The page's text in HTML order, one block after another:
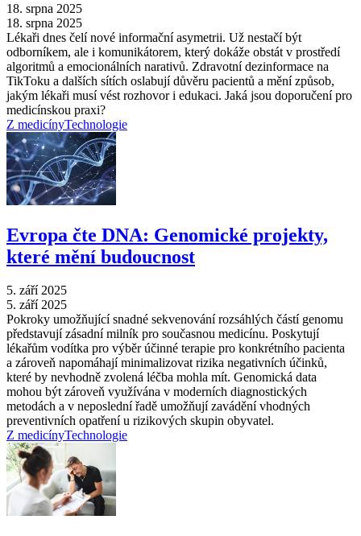
18. srpna 2025
18. srpna 2025
Lékaři dnes čelí nové informační asymetrii. Už nestačí být
odborníkem, ale i komunikátorem, který dokáže obstát v prostředí
algoritmů a emocionálních narativů. Zdravotní dezinformace na
TikToku a dalších sítích oslabují důvěru pacientů a mění způsob,
jakým lékaři musí vést rozhovor i edukaci. Jaká jsou doporučení pro
medicínskou praxi?
Z medicínyTechnologie
Evropa čte DNA: Genomické projekty,
které mění budoucnost
5. září 2025
5. září 2025
Pokroky umožňující snadné sekvenování rozsáhlých částí genomu
představují zásadní milník pro současnou medicínu. Poskytují
lékařům vodítka pro výběr účinné terapie pro konkrétního pacienta
a zároveň napomáhají minimalizovat rizika negativních účinků,
které by nevhodně zvolená léčba mohla mít. Genomická data
mohou být zároveň využívána v moderních diagnostických
metodách a v neposlední řadě umožňují zavádění vhodných
preventivních opatření u rizikových skupin obyvatel.
Z medicínyTechnologie